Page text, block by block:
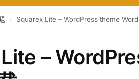
/ Squarex Lite – WordPress theme
–